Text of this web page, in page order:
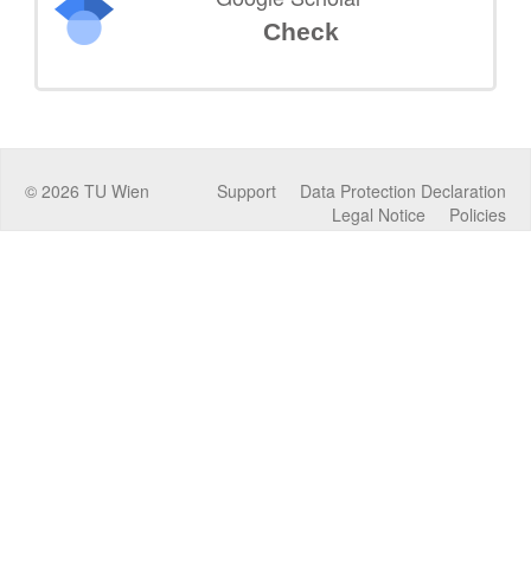
Check
© 2026 TU Wien Data Protection Declaration
Support
Policies
Legal Notice